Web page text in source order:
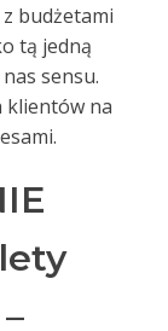
budżetami
tą jedną
sensu.
klientów na